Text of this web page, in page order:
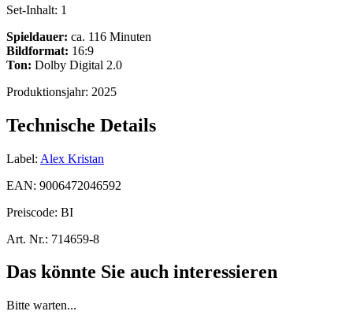
Set-Inhalt: 1
Spieldauer: ca. 116 Minuten
Bildformat: 16:9
Ton: Dolby Digital 2.0
Produktionsjahr: 2025
Technische Details
Label: Alex Kristan
EAN: 9006472046592
Preiscode: BI
Art. Nr.: 714659-8
Das könnte Sie auch interessieren
Bitte warten...